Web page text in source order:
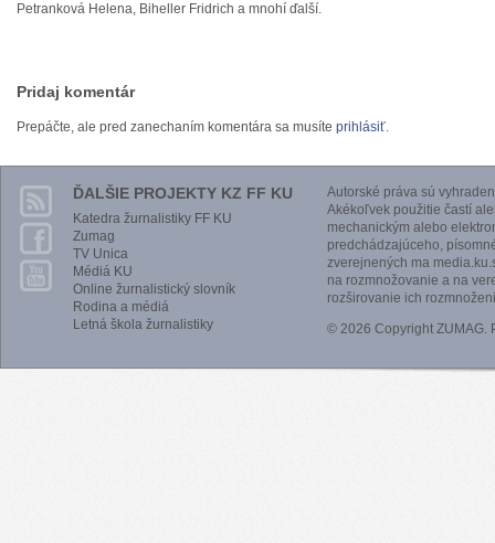
Petranková Helena, Biheller Fridrich a mnohí ďalší.
Pridaj komentár
Prepáčte, ale pred zanechaním komentára sa musíte prihlásiť.
ĎALŠIE PROJEKTY KZ FF KU
Katedra žurnalistiky FF KU
Zumag
TV Unica
Médiá KU
Online žurnalistický slovník
Rodina a médiá
Letná škola žurnalistiky
Autorské práva sú
Akékoľvek použitie častí
mechanickým alebo
predchádzajúceho,
zverejnených ma
na rozmnožovanie a na
rozširovanie ich
© 2026 Copyright ZUMAG.